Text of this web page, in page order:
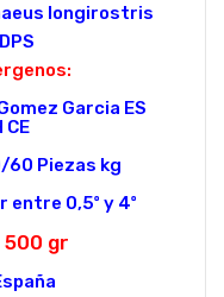
longirostris
DPS
Garcia ES
60 Piezas kg
entre 0,5º y 4º
500 gr